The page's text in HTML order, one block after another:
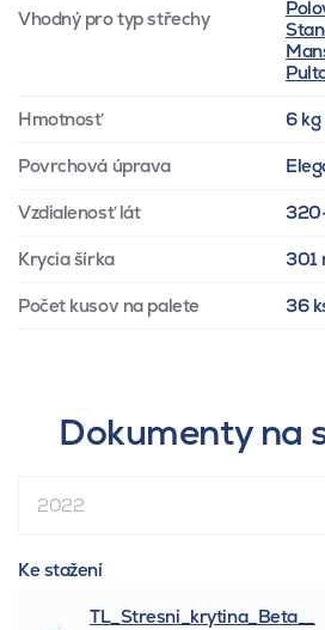
Vhodný pro typ střechy
Hmotnosť 6 kg
Povrchová úprava
Vzdialenosť lát
Krycia šírka 301
Počet kusov na palete 36
Dokumenty na
2022
Ke stažení
TL_Stresni_krytina_Beta__